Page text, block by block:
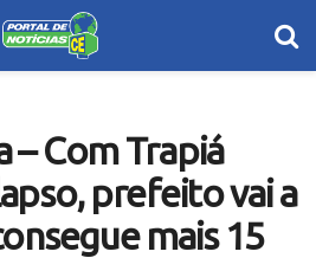
– Com Trapiá
prefeito vai a
mais 15